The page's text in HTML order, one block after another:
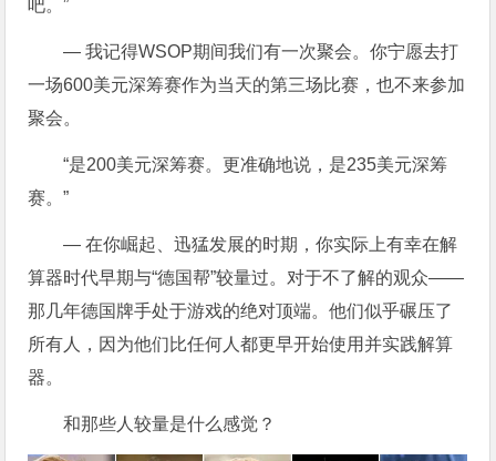
吧。”
— 我记得WSOP期间我们有一次聚会。你宁愿去打
一场600美元深筹赛作为当天的第三场比赛，也不来参加
聚会。
“是200美元深筹赛。更准确地说，是235美元深筹
赛。”
— 在你崛起、迅猛发展的时期，你实际上有幸在解
算器时代早期与“德国帮”较量过。对于不了解的观众——
那几年德国牌手处于游戏的绝对顶端。他们似乎碾压了
所有人，因为他们比任何人都更早开始使用并实践解算
器。
和那些人较量是什么感觉？